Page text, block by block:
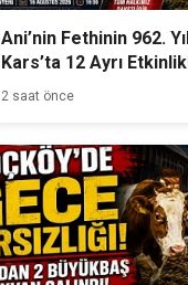
Ani’nin Fethinin 962.
Kars’ta 12 Ayrı
Kutlanacak
2 saat önce